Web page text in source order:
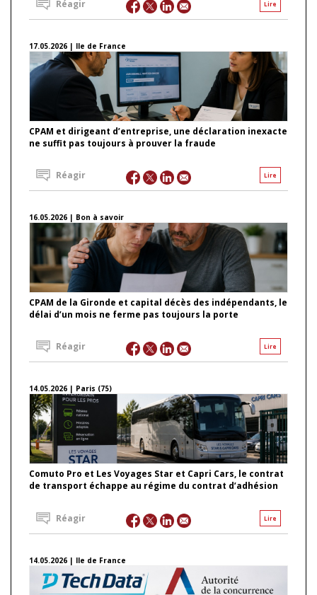
Lire
Réagir
17.05.2026 | Ile de France
CPAM et dirigeant d’entreprise, une déclaration inexacte
ne suffit pas toujours à prouver la fraude
Lire
Réagir
16.05.2026 | Bon à savoir
CPAM de la Gironde et capital décès des indépendants, le
délai d’un mois ne ferme pas toujours la porte
Lire
Réagir
14.05.2026 | Paris (75)
Comuto Pro et Les Voyages Star et Capri Cars, le contrat
de transport échappe au régime du contrat d’adhésion
Lire
Réagir
14.05.2026 | Ile de France